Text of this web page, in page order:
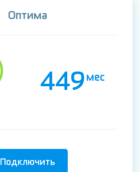
Оптима
449мес
Подключить